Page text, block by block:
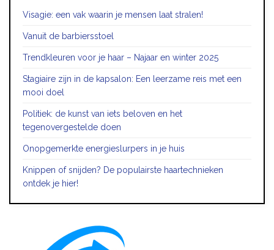
Visagie: een vak waarin je mensen laat stralen!
Vanuit de barbiersstoel
Trendkleuren voor je haar – Najaar en winter 2025
Stagiaire zijn in de kapsalon: Een leerzame reis met een
mooi doel
Politiek: de kunst van iets beloven en het
tegenovergestelde doen
Onopgemerkte energieslurpers in je huis
Knippen of snijden? De populairste haartechnieken
ontdek je hier!